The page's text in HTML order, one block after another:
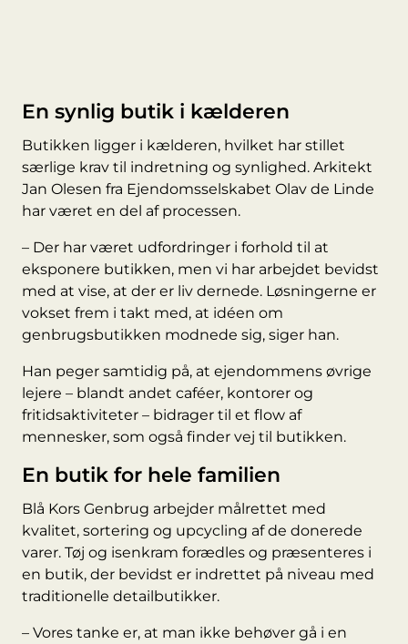
En synlig butik i kælderen
Butikken ligger i kælderen, hvilket har stillet
særlige krav til indretning og synlighed. Arkitekt
Jan Olesen fra Ejendomsselskabet Olav de Linde
har været en del af processen.
– Der har været udfordringer i forhold til at
eksponere butikken, men vi har arbejdet bevidst
med at vise, at der er liv dernede. Løsningerne er
vokset frem i takt med, at idéen om
genbrugsbutikken modnede sig, siger han.
Han peger samtidig på, at ejendommens øvrige
lejere – blandt andet caféer, kontorer og
fritidsaktiviteter – bidrager til et flow af
mennesker, som også finder vej til butikken.
En butik for hele familien
Blå Kors Genbrug arbejder målrettet med
kvalitet, sortering og upcycling af de donerede
varer. Tøj og isenkram forædles og præsenteres i
en butik, der bevidst er indrettet på niveau med
traditionelle detailbutikker.
– Vores tanke er, at man ikke behøver gå i en